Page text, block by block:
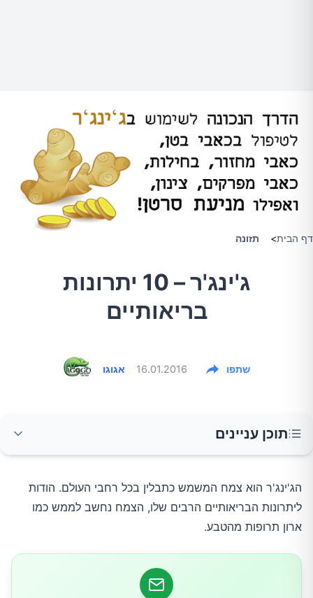
דף הבית> תזונה
ג'ינג'ר – 10 יתרונות
בריאותיים
אגוגו 16.01.2016 שתפו
תוכן עניינים
7.טיפול במיגרנה
8.הפסקת שיעול
הג'ינג'ר הוא צמח המשמש כתבלין בכל רחבי העולם. הודות
ליתרונות הבריאותיים הרבים שלו, הצמח נחשב לממש כמו
ארון תרופות מהטבע.